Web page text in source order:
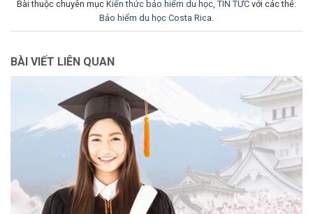
Bài thuộc chuyên mục Kiến thức bảo hiểm du học TIN TỨC với các thẻ:
Bảo hiểm du học Costa Rica
BÀI VIẾT LIÊN QUAN